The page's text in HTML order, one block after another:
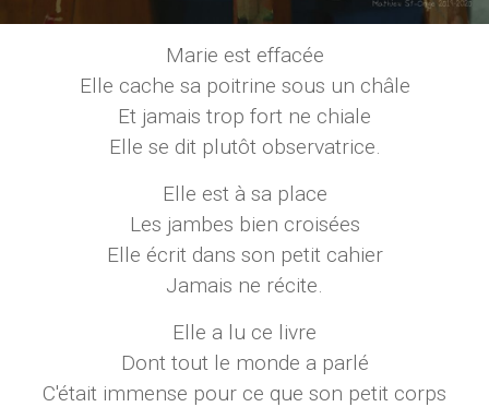
Marie est effacée
Elle cache sa poitrine sous un châle
Et jamais trop fort ne chiale
Elle se dit plutôt observatrice.
Elle est à sa place
Les jambes bien croisées
Elle écrit dans son petit cahier
Jamais ne récite.
Elle a lu ce livre
Dont tout le monde a parlé
C'était immense pour ce que son petit corps